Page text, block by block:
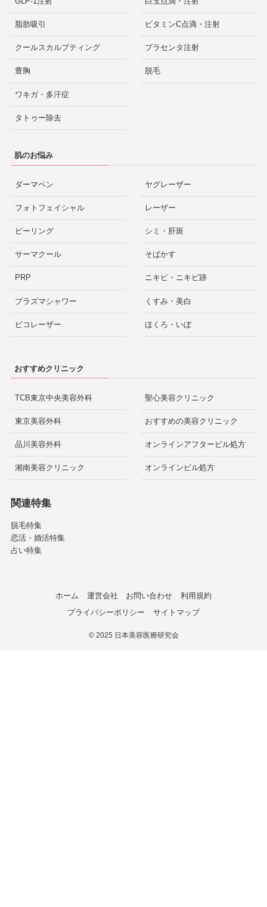
脂肪吸引
クールスカルプティング
豊胸
ワキガ・多汗症
タトゥー除去
ビタミンC点滴・注射
プラセンタ注射
脱毛
肌のお悩み
ダーマペン
フォトフェイシャル
ピーリング
サーマクール
PRP
プラズマシャワー
ピコレーザー
ヤグレーザー
レーザー
シミ・肝斑
そばかす
ニキビ・ニキビ跡
くすみ・美白
ほくろ・いぼ
おすすめクリニック
TCB東京中央美容外科
東京美容外科
品川美容外科
湘南美容クリニック
聖心美容クリニック
おすすめの美容クリニック
オンラインアフターピル処方
オンラインピル処方
関連特集
脱毛特集
恋活・婚活特集
占い特集
ホーム 運営会社 お問い合わせ
利用規約
プライバシーポリシー
サイトマップ
©2025 日本美容医療研究会